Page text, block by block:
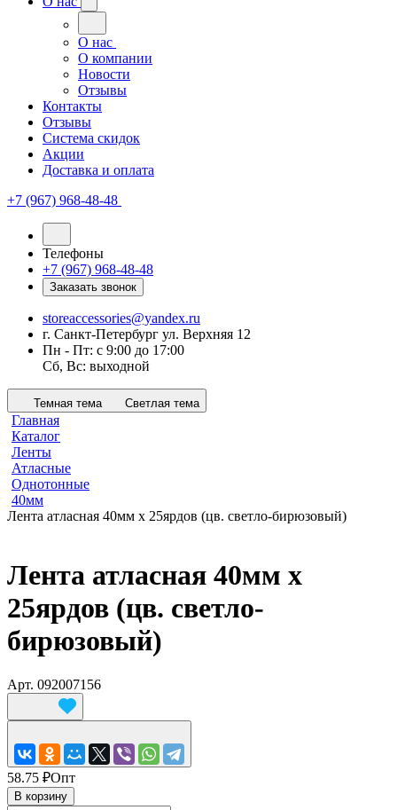
О нас
О компании
Новости
Отзывы
Контакты
Отзывы
Система скидок
Акции
Доставка и оплата
+7 (967) 968-48-48
Телефоны
+7 (967) 968-48-48
Заказать звонок
storeaccessories@yandex.ru
г. Санкт-Петербург ул. Верхняя 12
Пн - Пт: с 9:00 до 17:00
Сб, Вс: выходной
Темная тема Светлая тема
Главная
Каталог
Ленты
Атласные
Однотонные
40мм
Лента атласная 40мм х 25ярдов (цв. светло-бирюзовый)
Лента атласная 40мм х
25ярдов (цв. светло-
бирюзовый)
Арт. 092007156
58.75 ₽Опт
В корзину